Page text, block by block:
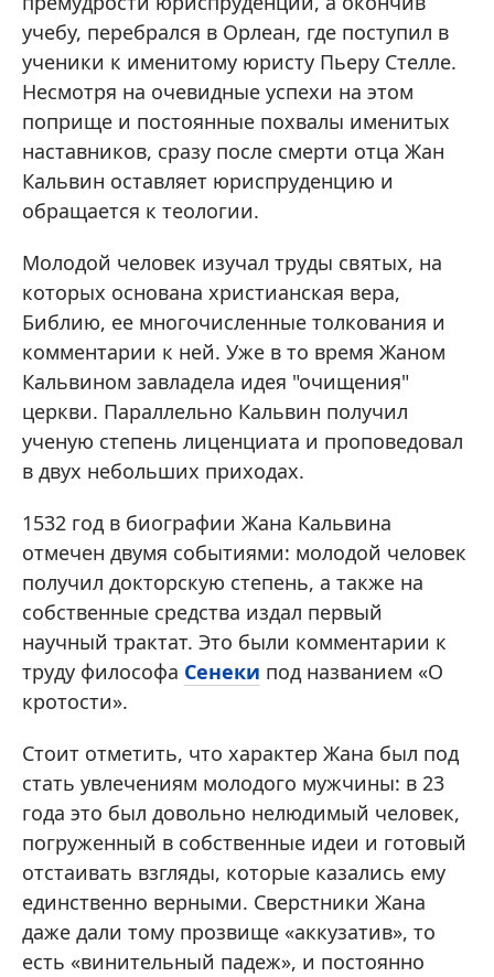
учебу, перебрался в Орлеан, где поступил в
ученики к именитому юристу Пьеру Стелле.
Несмотря на очевидные успехи на этом
поприще и постоянные похвалы именитых
наставников, сразу после смерти отца Жан
Кальвин оставляет юриспруденцию и
обращается к теологии.
Молодой человек изучал труды святых, на
которых основана христианская вера,
Библию, ее многочисленные толкования и
комментарии к ней. Уже в то время Жаном
Кальвином завладела идея "очищения"
церкви. Параллельно Кальвин получил
ученую степень лиценциата и проповедовал
в двух небольших приходах.
1532 год в биографии Жана Кальвина
отмечен двумя событиями: молодой человек
получил докторскую степень, а также на
собственные средства издал первый
научный трактат. Это были комментарии к
труду философа Сенеки под названием «О
кротости».
Стоит отметить, что характер Жана был под
стать увлечениям молодого мужчины: в 23
года это был довольно нелюдимый человек,
погруженный в собственные идеи и готовый
отстаивать взгляды, которые казались ему
единственно верными. Сверстники Жана
даже дали тому прозвище «аккузатив», то
есть «винительный падеж», и постоянно